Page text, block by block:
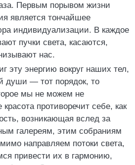
Первым порывом жизни
является тончайшее
индивидуализации. В каждое
пучки света, касаются,
нас.
эту энергию вокруг наших тел,
души — тот порядок, то
мы не можем не
противоречит себе, как
возникающая вслед за
галереям, этим собраниям
направляем потоки света,
привести их в гармонию,